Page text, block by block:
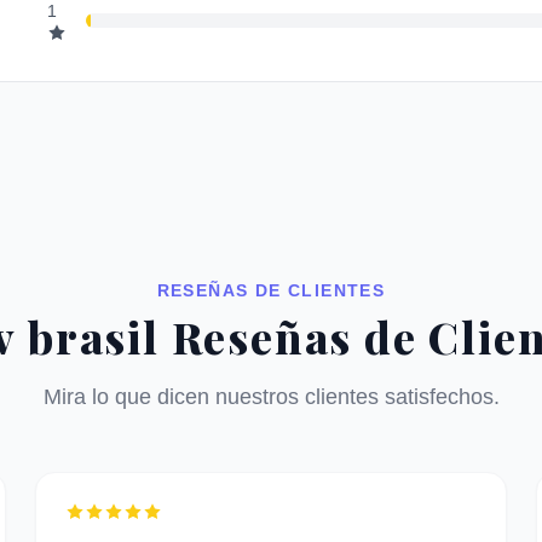
1
RESEÑAS DE CLIENTES
brasil Reseñas de
Mira lo que dicen nuestros clientes satisfechos.